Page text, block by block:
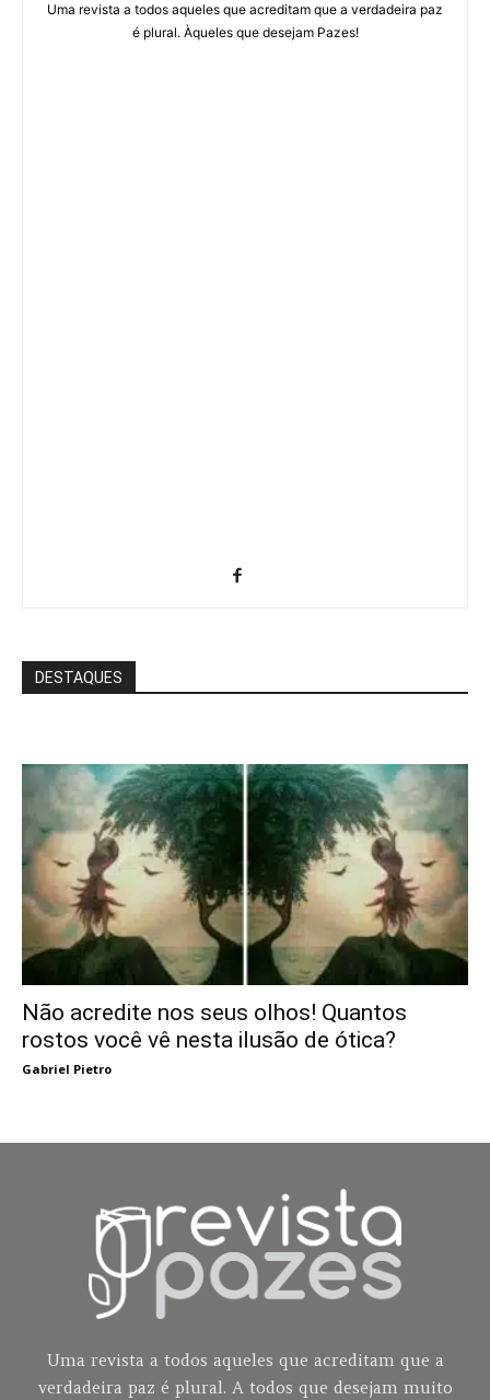
Uma revista a todos aqueles que acreditam que a verdadeira paz
é plural. Àqueles que desejam Pazes!
DESTAQUES
Não acredite nos seus olhos! Quantos
rostos você vê nesta ilusão de ótica?
Gabriel Pietro
Uma revista a todos aqueles que acreditam que a
verdadeira paz é plural. A todos que desejam muito